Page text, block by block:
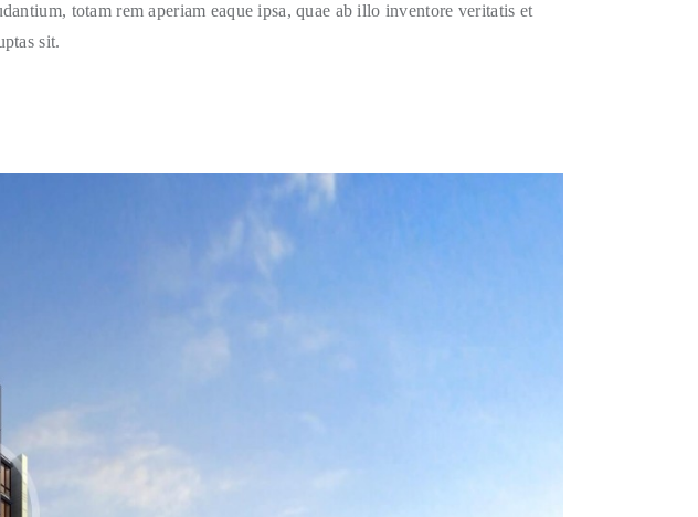
totam rem aperiam eaque ipsa, quae ab illo inventore veritatis et
sit.